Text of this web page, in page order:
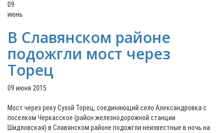
09
июнь
В Славянском районе
подожгли мост через
Торец
09 июня 2015
Мост через реку Сухой Торец, соединяющий село Александровка с
поселком Черкасское (район железнодорожной станции
Шидловская) в Славянском районе подожгли неизвестные в ночь на